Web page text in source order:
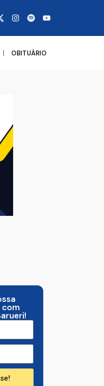
OBITUÁRIO